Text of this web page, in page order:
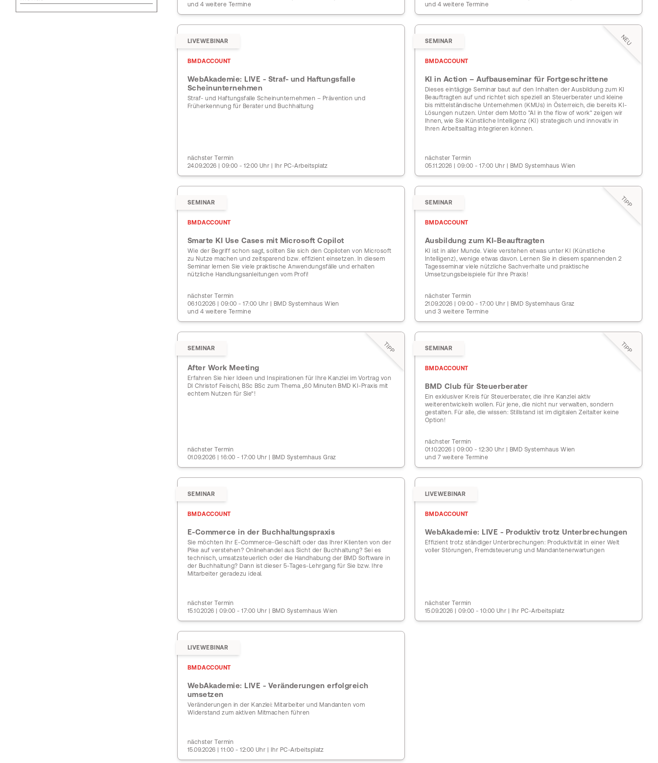
und 4 weitere Termine
und 4 weitere Termine
LIVEWEBINAR
BMDACCOUNT
WebAkademie: LIVE - Straf- und Haftungsfalle
Scheinunternehmen
Straf- und Haftungsfalle Scheinunternehmen – Prävention und
Früherkennung für Berater und Buchhaltung
nächster Termin
24.09.2026 | 09:00 - 12:00 Uhr | Ihr PC-Arbeitsplatz
NEU
SEMINAR
BMDACCOUNT
KI in Action – Aufbauseminar für Fortgeschrittene
Dieses eintägige Seminar baut auf den Inhalten der Ausbildung zum KI
Beauftragten auf und richtet sich speziell an Steuerberater und kleine
bis mittelständische Unternehmen (KMUs) in Österreich, die bereits KI-
Lösungen nutzen. Unter dem Motto "AI in the flow of work" zeigen wir
Ihnen, wie Sie Künstliche Intelligenz (KI) strategisch und innovativ in
Ihren Arbeitsalltag integrieren können.
nächster Termin
05.11.2026 | 09:00 - 17:00 Uhr | BMD Systemhaus Wien
SEMINAR
BMDACCOUNT
Smarte KI Use Cases mit Microsoft Copilot
Wie der Begriff schon sagt, sollten Sie sich den Copiloten von Microsoft
zu Nutze machen und zeitsparend bzw. effizient einsetzen. In diesem
Seminar lernen Sie viele praktische Anwendungsfälle und erhalten
nützliche Handlungsanleitungen vom Profi!
nächster Termin
06.10.2026 | 09:00 - 17:00 Uhr | BMD Systemhaus Wien
und 4 weitere Termine
TIPP
SEMINAR
BMDACCOUNT
Ausbildung zum KI-Beauftragten
KI ist in aller Munde. Viele verstehen etwas unter KI (Künstliche
Intelligenz), wenige etwas davon. Lernen Sie in diesem spannenden 2
Tagesseminar viele nützliche Sachverhalte und praktische
Umsetzungsbeispiele für Ihre Praxis!
nächster Termin
21.09.2026 | 09:00 - 17:00 Uhr | BMD Systemhaus Graz
und 3 weitere Termine
TIPP
SEMINAR
After Work Meeting
Erfahren Sie hier Ideen und Inspirationen für Ihre Kanzlei im Vortrag von
DI Christof Feischl, BSc BSc zum Thema „60 Minuten BMD KI-Praxis mit
echtem Nutzen für Sie“!
nächster Termin
01.09.2026 | 16:00 - 17:00 Uhr | BMD Systemhaus Graz
TIPP
SEMINAR
BMDACCOUNT
BMD Club für Steuerberater
Ein exklusiver Kreis für Steuerberater, die ihre Kanzlei aktiv
weiterentwickeln wollen. Für jene, die nicht nur verwalten, sondern
gestalten. Für alle, die wissen: Stillstand ist im digitalen Zeitalter keine
Option!
nächster Termin
01.10.2026 | 09:00 - 12:30 Uhr | BMD Systemhaus Wien
und 7 weitere Termine
SEMINAR
BMDACCOUNT
E-Commerce in der Buchhaltungspraxis
Sie möchten Ihr E-Commerce-Geschäft oder das Ihrer Klienten von der
Pike auf verstehen? Onlinehandel aus Sicht der Buchhaltung? Sei es
technisch, umsatzsteuerlich oder die Handhabung der BMD Software in
der Buchhaltung? Dann ist dieser 5-Tages-Lehrgang für Sie bzw. Ihre
Mitarbeiter geradezu ideal.
nächster Termin
15.10.2026 | 09:00 - 17:00 Uhr | BMD Systemhaus Wien
LIVEWEBINAR
BMDACCOUNT
WebAkademie: LIVE - Produktiv trotz Unterbrechungen
Effizient trotz ständiger Unterbrechungen: Produktivität in einer Welt
voller Störungen, Fremdsteuerung und Mandantenerwartungen
nächster Termin
15.09.2026 | 09:00 - 10:00 Uhr | Ihr PC-Arbeitsplatz
LIVEWEBINAR
BMDACCOUNT
WebAkademie: LIVE - Veränderungen erfolgreich
umsetzen
Veränderungen in der Kanzlei: Mitarbeiter und Mandanten vom
Widerstand zum aktiven Mitmachen führen
nächster Termin
15.09.2026 | 11:00 - 12:00 Uhr | Ihr PC-Arbeitsplatz